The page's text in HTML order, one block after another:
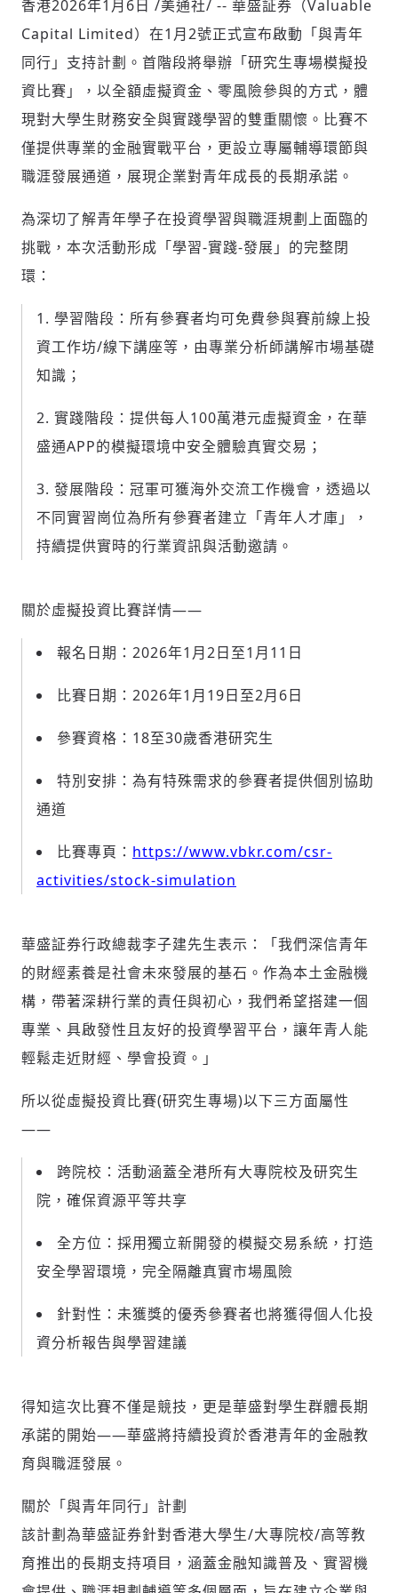
社會
掌握國際政經脈動
請輸入發送到的驗證碼
(十分鐘內有效)
香港2026年1月6日 /美通社/ -- 華盛証券（Valuable
Capital Limited）在1月2號正式宣布啟動「與青年
同行」支持計劃。首階段將舉辦「研究生專場模擬投
資比賽」，以全額虛擬資金、零風險參與的方式，體
現對大學生財務安全與實踐學習的雙重關懷。比賽不
僅提供專業的金融實戰平台，更設立專屬輔導環節與
職涯發展通道，展現企業對青年成長的長期承諾。
為深切了解青年學子在投資學習與職涯規劃上面臨的
挑戰，本次活動形成「學習-實踐-發展」的完整閉
環：
學習階段：所有參賽者均可免費參與賽前線上投
資工作坊/線下講座等，由專業分析師講解市場基礎
知識；
實踐階段：提供每人100萬港元虛擬資金，在華
盛通APP的模擬環境中安全體驗真實交易；
發展階段：冠軍可獲海外交流工作機會，透過以
不同實習崗位為所有參賽者建立「青年人才庫」，
持續提供實時的行業資訊與活動邀請。
關於虛擬投資比賽詳情——
報名日期：2026年1月2日至1月11日
比賽日期：2026年1月19日至2月6日
參賽資格：18至30歲香港研究生
特別安排：為有特殊需求的參賽者提供個別協助
通道
比賽專頁： https://www.vbkr.com/csr-
activities/stock-simulation
華盛証券行政總裁李子建先生表示：「我們深信青年
的財經素養是社會未來發展的基石。作為本土金融機
構，帶著深耕行業的責任與初心，我們希望搭建一個
專業、具啟發性且友好的投資學習平台，讓年青人能
輕鬆走近財經、學會投資。」
所以從虛擬投資比賽(研究生專場)以下三方面屬性
——
跨院校：活動涵蓋全港所有大專院校及研究生
院，確保資源平等共享
全方位：採用獨立新開發的模擬交易系統，打造
安全學習環境，完全隔離真實市場風險
針對性：未獲獎的優秀參賽者也將獲得個人化投
資分析報告與學習建議
得知這次比賽不僅是競技，更是華盛對學生群體長期
承諾的開始——華盛將持續投資於香港青年的金融教
育與職涯發展。
關於「與青年同行」計劃
該計劃為華盛証券針對香港大學生/大專院校/高等教
育推出的長期支持項目，涵蓋金融知識普及、實習機